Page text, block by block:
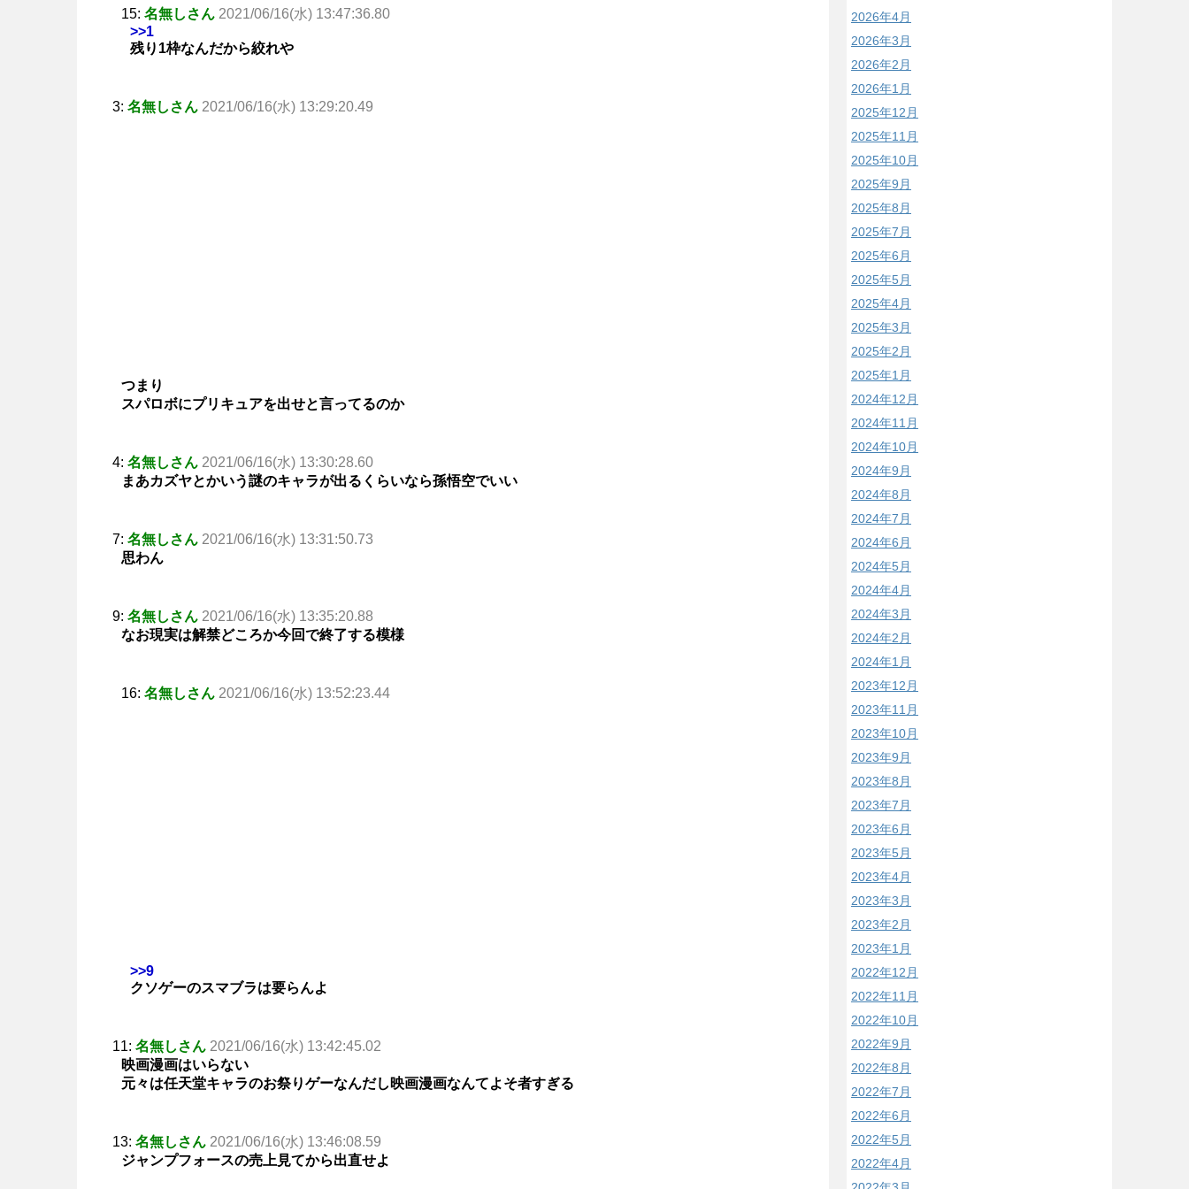
15: 名無しさん 2021/06/16(水) 13:47:36.80
>>1
残り1枠なんだから絞れや
3: 名無しさん 2021/06/16(水) 13:29:20.49
つまり
スパロボにプリキュアを出せと言ってるのか
4: 名無しさん 2021/06/16(水) 13:30:28.60
まあカズヤとかいう謎のキャラが出るくらいなら孫悟空でいい
7: 名無しさん 2021/06/16(水) 13:31:50.73
思わん
9: 名無しさん 2021/06/16(水) 13:35:20.88
なお現実は解禁どころか今回で終了する模様
16: 名無しさん 2021/06/16(水) 13:52:23.44
>>9
クソゲーのスマブラは要らんよ
11: 名無しさん 2021/06/16(水) 13:42:45.02
映画漫画はいらない
元々は任天堂キャラのお祭りゲーなんだし映画漫画なんてよそ者すぎる
13: 名無しさん 2021/06/16(水) 13:46:08.59
ジャンプフォースの売上見てから出直せよ
2026年4月
2026年3月
2026年2月
2026年1月
2025年12月
2025年11月
2025年10月
2025年9月
2025年8月
2025年7月
2025年6月
2025年5月
2025年4月
2025年3月
2025年2月
2025年1月
2024年12月
2024年11月
2024年10月
2024年9月
2024年8月
2024年7月
2024年6月
2024年5月
2024年4月
2024年3月
2024年2月
2024年1月
2023年12月
2023年11月
2023年10月
2023年9月
2023年8月
2023年7月
2023年6月
2023年5月
2023年4月
2023年3月
2023年2月
2023年1月
2022年12月
2022年11月
2022年10月
2022年9月
2022年8月
2022年7月
2022年6月
2022年5月
2022年4月